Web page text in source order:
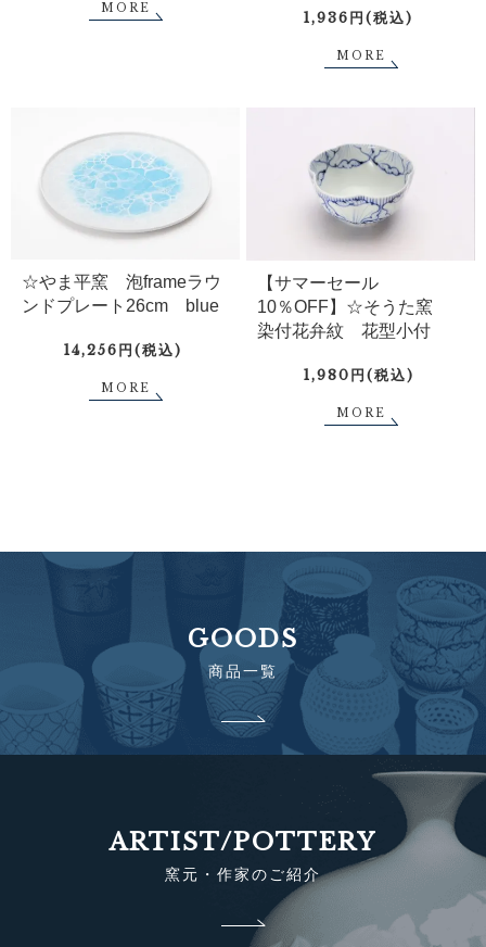
MORE
1,936円(税込)
MORE
☆やま平窯 泡frameラウ
ンドプレート26cm blue
14,256円(税込)
MORE
【サマーセール
10％OFF】☆そうた窯
染付花弁紋 花型小付
1,980円(税込)
MORE
GOODS
商品一覧
ARTIST/POTTERY
窯元・作家のご紹介